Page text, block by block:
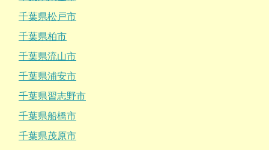
千葉県松戸市
千葉県柏市
千葉県流山市
千葉県浦安市
千葉県習志野市
千葉県船橋市
千葉県茂原市